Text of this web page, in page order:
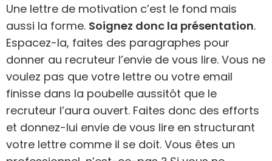
Une lettre de motivation c’est le fond mais
aussi la forme. Soignez donc la présentation.
Espacez-la, faites des paragraphes pour
donner au recruteur l’envie de vous lire. Vous ne
voulez pas que votre lettre ou votre email
finisse dans la poubelle aussitôt que le
recruteur l’aura ouvert. Faites donc des efforts
et donnez-lui envie de vous lire en structurant
votre lettre comme il se doit. Vous êtes un